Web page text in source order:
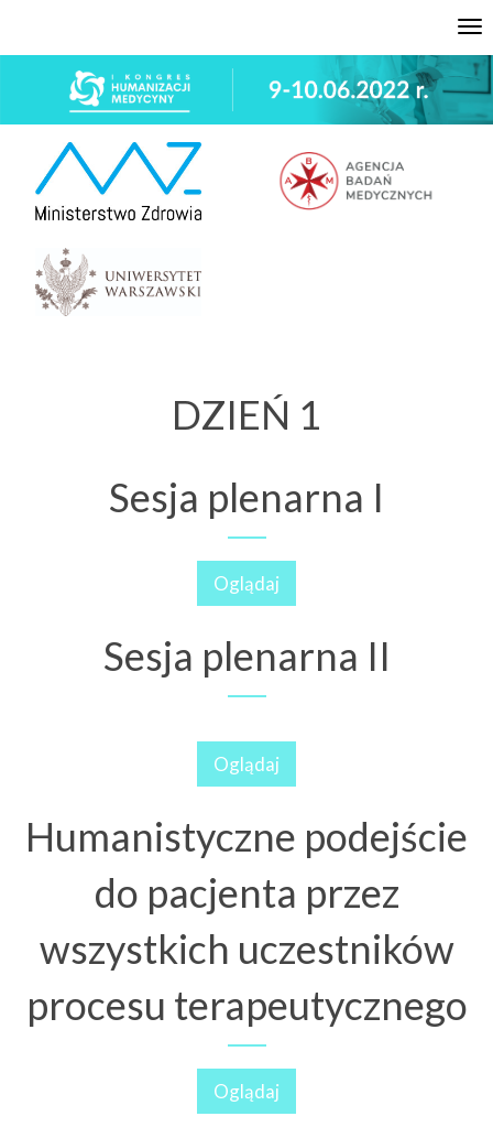
DZIEŃ 1
Sesja plenarna I
Oglądaj
Sesja plenarna II
Oglądaj
Humanistyczne podejście
do pacjenta przez
wszystkich uczestników
procesu terapeutycznego
Oglądaj